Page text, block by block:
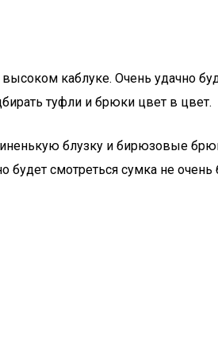
каблуке. Очень удачно
туфли и брюки цвет в цвет.
блузку и бирюзовые
будет смотреться сумка не очень